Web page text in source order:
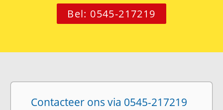
Bel: 0545-217219
Contacteer ons via 0545-217219